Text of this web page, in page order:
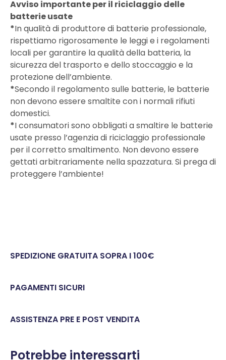
Avviso importante per il riciclaggio delle
batterie usate
*In qualità di produttore di batterie professionale,
rispettiamo rigorosamente le leggi e i regolamenti
locali per garantire la qualità della batteria, la
sicurezza del trasporto e dello stoccaggio e la
protezione dell’ambiente.
*Secondo il regolamento sulle batterie, le batterie
non devono essere smaltite con i normali rifiuti
domestici.
*I consumatori sono obbligati a smaltire le batterie
usate presso l’agenzia di riciclaggio professionale
per il corretto smaltimento. Non devono essere
gettati arbitrariamente nella spazzatura. Si prega di
proteggere l’ambiente!
SPEDIZIONE GRATUITA SOPRA I 100€
PAGAMENTI SICURI
ASSISTENZA PRE E POST VENDITA
Potrebbe interessarti